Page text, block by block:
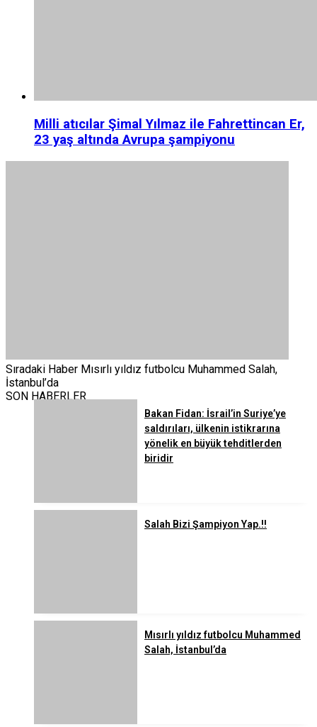
Milli atıcılar Şimal Yılmaz ile Fahrettincan Er,
23 yaş altında Avrupa şampiyonu
Sıradaki Haber Mısırlı yıldız futbolcu Muhammed Salah,
İstanbul’da
SON HABERLER
Bakan Fidan: İsrail’in Suriye’ye
saldırıları, ülkenin istikrarına
yönelik en büyük tehditlerden
biridir
Salah Bizi Şampiyon Yap.!!
Mısırlı yıldız futbolcu Muhammed
Salah, İstanbul’da